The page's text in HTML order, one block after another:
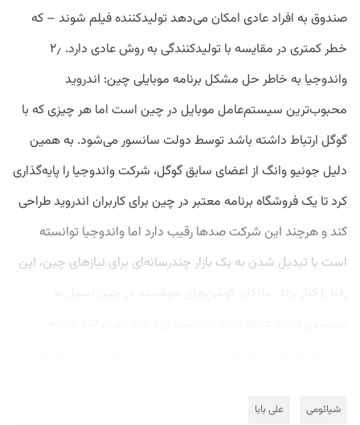
صندوق به افراد عادی امکان می‌دهد تولیدکننده فیلم شوند – که
خطر کمتری در مقایسه با تولیدکنندگی به روش عادی دارد. ۲٫
واندوجیا به خاطر حل مشکل برنامه موبایلی چین: اندروید
محبوب‌ترین سیستم‌عامل موبایل در چین است اما هر چیزی که با
گوگل ارتباط داشته باشد توسط دولت سانسور می‌شود. به همین
دلیل جونیو وانگ از اعضای سابق گوگل، شرکت واندوجیا را پایه‌گذاری
کرد تا یک فروشگاه برنامه معتبر در چین برای کاربران اندروید طراحی
کند و هرچند این شرکت صدها رقیب دارد اما واندوجیا توانسته
است با تبدیل شدن به یک بازار چندرسانه‌ای برای نیازهای چین، این
شیائومی علی بابا